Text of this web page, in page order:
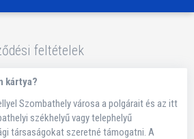
feltételek
kártya?
Szombathely városa a polgárait és az itt
székhelyű vagy telephelyű
társaságokat szeretné támogatni. A